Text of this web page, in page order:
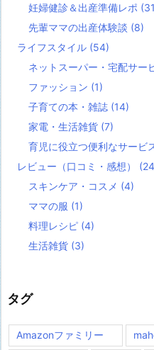
妊婦健診＆出産準備レポ
先輩ママの出産体験談 (8)
ライフスタイル (54)
ネットスーパー・宅配サー
ファッション (1)
子育ての本・雑誌 (14)
家電・生活雑貨 (7)
育児に役立つ便利なサービ
レビュー（口コミ・感想）
スキンケア・コスメ (4)
ママの服 (1)
料理レシピ (4)
生活雑貨 (3)
タグ
Amazonファミリー